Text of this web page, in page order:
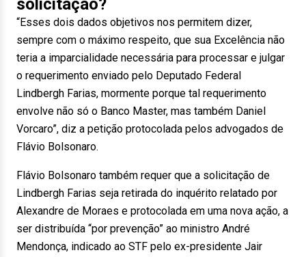
solicitação?
“Esses dois dados objetivos nos permitem dizer,
sempre com o máximo respeito, que sua Excelência não
teria a imparcialidade necessária para processar e julgar
o requerimento enviado pelo Deputado Federal
Lindbergh Farias, mormente porque tal requerimento
envolve não só o Banco Master, mas também Daniel
Vorcaro”, diz a petição protocolada pelos advogados de
Flávio Bolsonaro.
Flávio Bolsonaro também requer que a solicitação de
Lindbergh Farias seja retirada do inquérito relatado por
Alexandre de Moraes e protocolada em uma nova ação, a
ser distribuída “por prevenção” ao ministro André
Mendonça, indicado ao STF pelo ex-presidente Jair